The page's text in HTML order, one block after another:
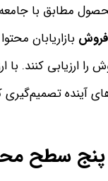
مطابق با
بازاریابان
را ارزیابی کنند.
آینده تصمیم‌گیری
پنج سطح